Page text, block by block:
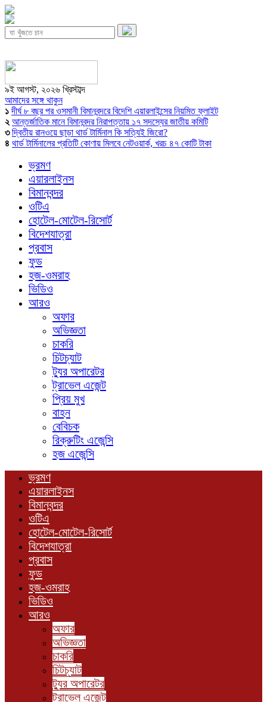
৯ই আগস্ট, ২০২৬ খ্রিস্টাব্দ
আমাদের সঙ্গে থাকুন
১ দীর্ঘ ৮ বছর পর ওসমানী বিমানবন্দরে বিদেশি এয়ারলাইন্সের নিয়মিত ফ্লাইট
২ আন্তর্জাতিক মানে বিমানবন্দর নিরাপত্তায় ১৭ সদস্যের জাতীয় কমিটি
৩ দ্বিতীয় রানওয়ে ছাড়া থার্ড টার্মিনাল কি সত্যিই জিরো?
৪ থার্ড টার্মিনালের প্রতিটি কোণায় মিলবে নেটওয়ার্ক, খরচ ৪৭ কোটি টাকা
ভ্রমণ
এয়ারলাইনস
বিমানবন্দর
ওটিএ
হোটেল-মোটেল-রিসোর্ট
বিদেশযাত্রা
প্রবাস
ফুড
হজ-ওমরাহ
ভিডিও
আরও
অফার
অভিজ্ঞতা
চাকরি
চিটচ্যাট
ট্যুর অপারেটর
ট্রাভেল এজেন্ট
প্রিয় মুখ
বাহন
বেবিচক
রিক্রুটিং এজেন্সি
হজ এজেন্সি
ভ্রমণ
এয়ারলাইনস
বিমানবন্দর
ওটিএ
হোটেল-মোটেল-রিসোর্ট
বিদেশযাত্রা
প্রবাস
ফুড
হজ-ওমরাহ
ভিডিও
আরও
অফার
অভিজ্ঞতা
চাকরি
চিটচ্যাট
ট্যুর অপারেটর
ট্রাভেল এজেন্ট